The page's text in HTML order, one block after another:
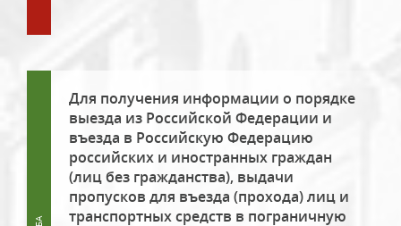
Для получения информации о порядке
выезда из Российской Федерации и
въезда в Российскую Федерацию
российских и иностранных граждан
(лиц без гражданства), выдачи
пропусков для въезда (прохода) лиц и
транспортных средств в пограничную